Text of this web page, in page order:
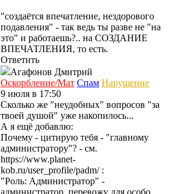
"создаётся впечатление, нездорового
подавления" - так ведь ты разве не "на
это" и работаешь?.. на СОЗДАНИЕ
ВПЕЧАТЛЕНИЯ, то есть.
Ответить
Агафонов Дмитрий
Оскорбление/Мат Спам Нарушение
9 июля в 17:50
Сколько же "неудобных" вопросов "за
твоей душой" уже накопилось...
А я ещё добавлю:
Почему - цитирую тебя - "главному
администратору"? - см.
https://www.planet-
kob.ru/user_profile/padm/ :
"Роль: Администратор" -
администратор, перевожу для особо